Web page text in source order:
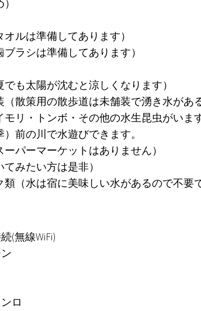
ルは準備してあります）
ラシは準備してあります）
も太陽が沈むと涼しくなります）
散策用の散歩道は未舗装で湧き水があ
リ・トンボ・その他の水生昆虫がいます
前の川で水遊びできます。
パーマーケットはありません）
みたい方は是非）
（水は宿に美味しい水があるので不要
(無線WiFi)
ロ